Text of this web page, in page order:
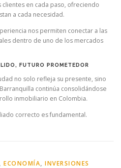
clientes en cada paso, ofreciendo
a cada necesidad.
nos permiten conectar a las
dentro de uno de los mercados
FUTURO PROMETEDOR
no solo refleja su presente, sino
continúa consolidándose
inmobiliario en Colombia.
correcto es fundamental.
, ECONOMÍA, INVERSIONES